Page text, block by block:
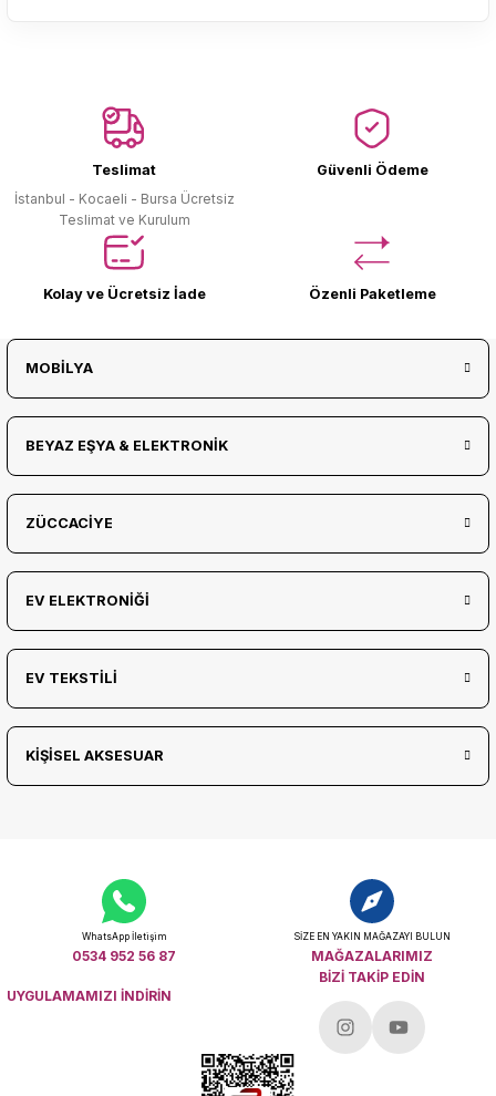
Teslimat
İstanbul - Kocaeli - Bursa Ücretsiz
Teslimat ve Kurulum
Güvenli Ödeme
Kolay ve Ücretsiz İade Özenli Paketleme
MOBİLYA
BEYAZ EŞYA & ELEKTRONİK
ZÜCCACİYE
EV ELEKTRONİĞİ
EV TEKSTİLİ
KİŞİSEL AKSESUAR
WhatsApp İletişim
0534 952 56 87
SİZE EN YAKIN MAĞAZAYI BULUN
MAĞAZALARIMIZ
UYGULAMAMIZI İNDİRİN
BİZİ TAKİP EDİN